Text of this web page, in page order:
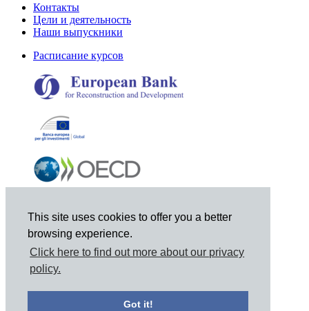
This site uses cookies to offer you a better
browsing experience.
Click here to find out more about our privacy
policy.
Got it!
Контакты
Цели и деятельность
Наши выпускники
Расписание курсов